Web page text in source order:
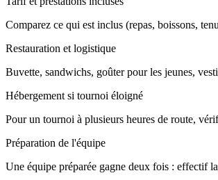
Comparez ce qui est inclus (repas, boissons,
Restauration et logistique
Buvette, sandwichs, goûter pour les jeunes,
Hébergement si tournoi éloigné
Pour un tournoi à plusieurs heures de route,
Préparation de l'équipe
Une équipe préparée gagne deux fois : effectif